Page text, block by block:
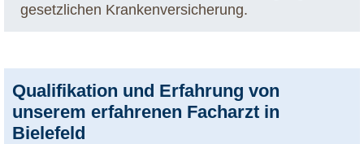
gesetzlichen Krankenversicherung.
Qualifikation und Erfahrung von
unserem erfahrenen Facharzt in
Bielefeld